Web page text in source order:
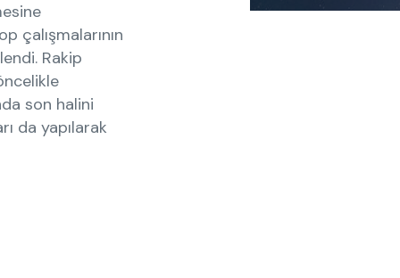
çalışmalarının
Rakip
son halini
da yapılarak